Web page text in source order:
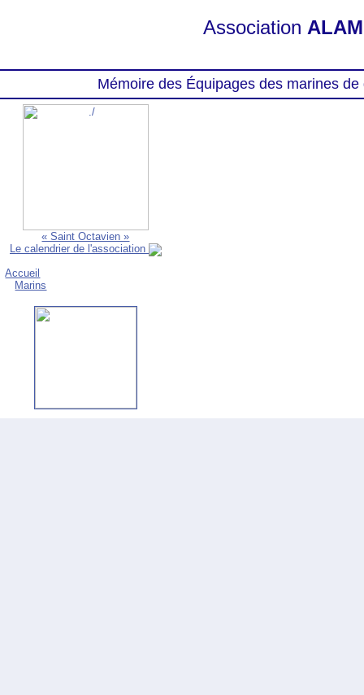
Association
Mémoire des Équipages des marines
« Saint Octavien »
Le calendrier de l'association
Accueil
Marins